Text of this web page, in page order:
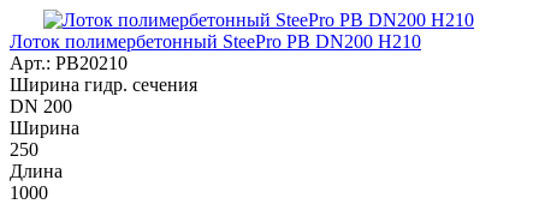
Лоток полимербетонный SteePro PB DN200 H210
Арт.: PB20210
Ширина гидр. сечения
DN 200
Ширина
250
Длина
1000